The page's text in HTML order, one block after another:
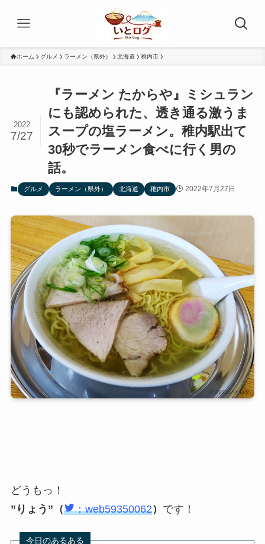
ホーム グルメ ラーメン（県外） 北海道 稚内市
『ラーメン たからや』ミシュラン
にも認められた、透き通る激うま
スープの塩ラーメン。稚内駅出て
30秒でラーメン食べに行く男の
話。
2022
7/27
グルメ ラーメン（県外） 北海道 稚内市 2022年7月27日
どうもっ！
”りょう”（
：web59350062） です！